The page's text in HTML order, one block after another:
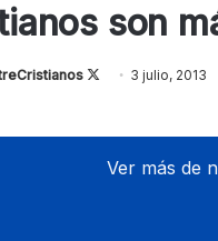
son
Follow3 julio, 2013
Ver más de